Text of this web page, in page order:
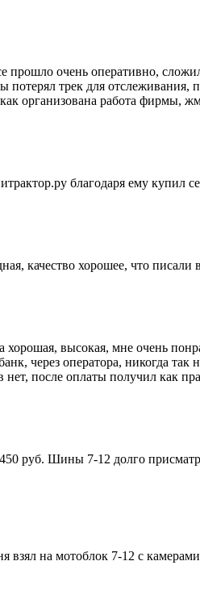
прошло очень оперативно,
трек для отслеживания,
организована работа фирмы,
благодаря ему
качество хорошее, что
высокая, мне очень
через оператора, никогда
нет, после оплаты получил как
руб. Шины 7-12 долго
взял на мотоблок 7-12 с